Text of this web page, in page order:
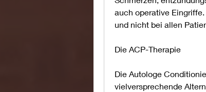
auch operative
und nicht bei allen
Die ACP-Therapie
Die Autologe
vielversprechende